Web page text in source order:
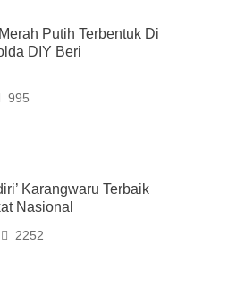
Putih Terbentuk Di
DIY Beri
995
Karangwaru Terbaik
Nasional
2252